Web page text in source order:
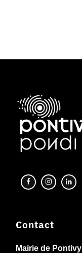
Contact
Mairie de Pontivy